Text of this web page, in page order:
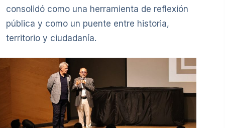
consolidó como una herramienta de reflexión
pública y como un puente entre historia,
territorio y ciudadanía.